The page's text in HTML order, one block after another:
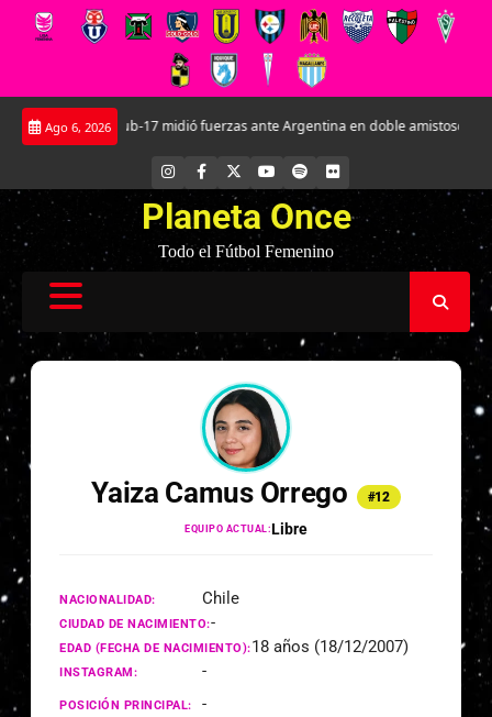
Saltar
Ago 6, 2026
La Roja Sub-17 midió fuerzas ante Argentina en doble amistoso en el
INSTAGRAM
FACEBOOK YOUTUBE
SPOTIFYFLICKR
Planeta Once
Todo el Fútbol Femenino
Yaiza Camus Orrego #12
EQUIPO ACTUAL:Libre
NACIONALIDAD: Chile
CIUDAD DE NACIMIENTO:-
EDAD (FECHA DE NACIMIENTO):18 años (18/12/2007)
INSTAGRAM: -
POSICIÓN PRINCIPAL: -